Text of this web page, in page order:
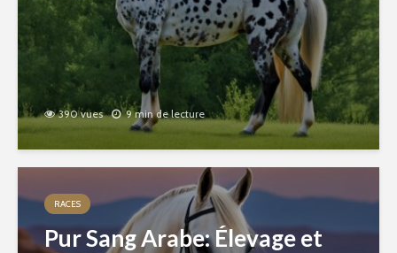
390 vues 9 min de lecture
RACES
Pur Sang Arabe: Élevage et